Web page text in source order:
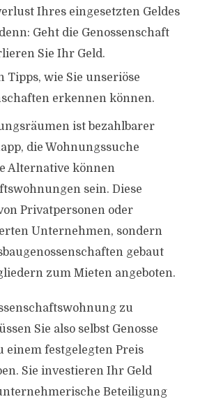
Ihres eingesetzten Geldes
Geht die Genossenschaft
Sie Ihr Geld.
Tipps, wie Sie unseriöse
erkennen können.
ist bezahlbarer
die Wohnungssuche
Alternative können
sein. Diese
Privatpersonen oder
Unternehmen, sondern
gebaut
zum Mieten angeboten.
zu
Sie also selbst Genosse
einem festgelegten Preis
Sie investieren Ihr Geld
Beteiligung